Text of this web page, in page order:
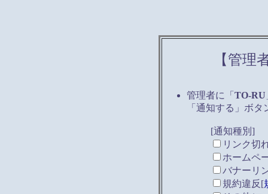
【管理
管理者に「 TO-RU
「通知する」ボ
[通知種別]
リンク切
ホームペ
バナーリ
規約違反[